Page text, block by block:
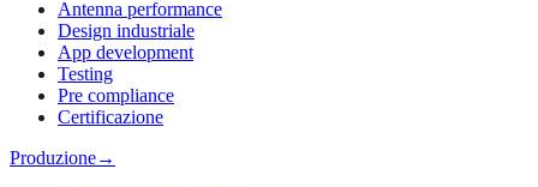
Antenna performance
Design industriale
App development
Testing
Pre compliance
Certificazione
Produzione→